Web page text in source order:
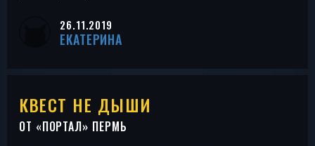
26.11.2019
ЕКАТЕРИНА
КВЕСТ НЕ ДЫШИ
ОТ «ПОРТАЛ» ПЕРМЬ